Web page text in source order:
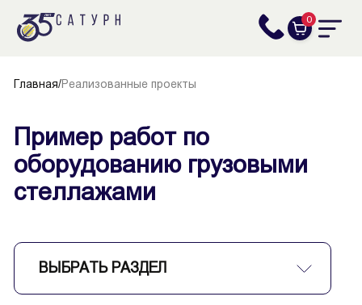
0
Главная/Реализованные проекты
Пример работ по
оборудованию грузовыми
стеллажами
ВЫБРАТЬ РАЗДЕЛ